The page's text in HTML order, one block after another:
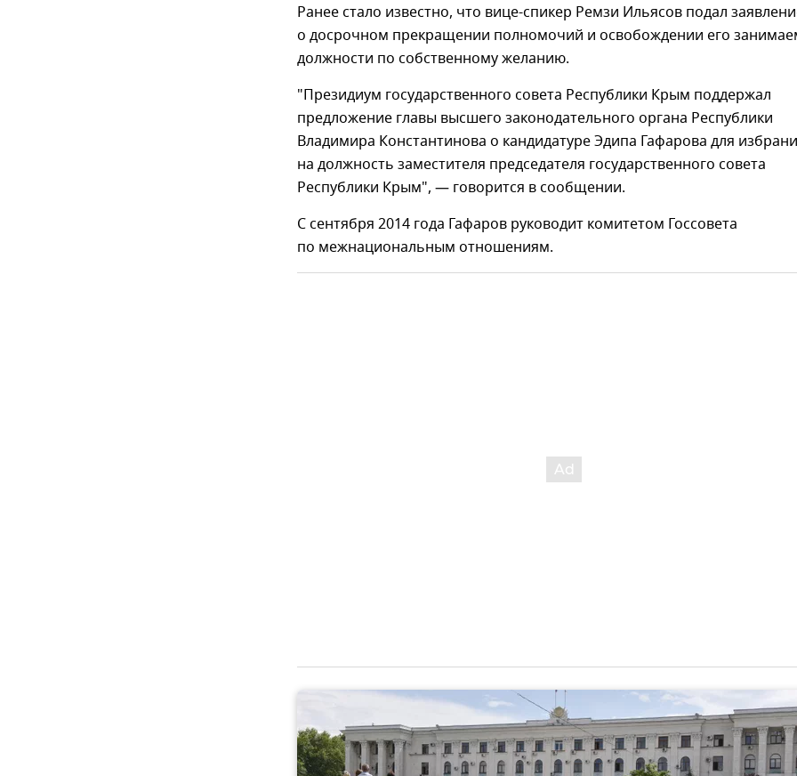
Ранее стало известно, что вице-спикер Ремзи Ильясов подал
о досрочном прекращении полномочий и освобождении его
должности по собственному желанию.
"Президиум государственного совета Республики Крым поддержал
предложение главы высшего законодательного органа Республики
Владимира Константинова о кандидатуре Эдипа Гафарова для
на должность заместителя председателя государственного совета
Республики Крым", — говорится в сообщении.
С сентября 2014 года Гафаров руководит комитетом Госсовета
по межнациональным отношениям.